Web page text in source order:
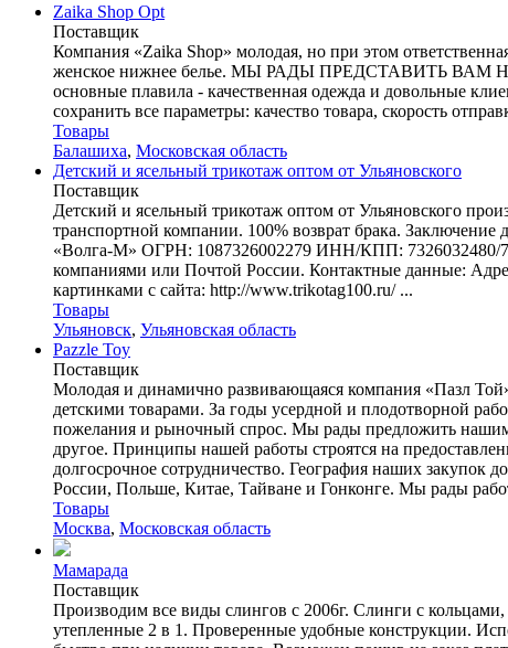
Zaika Shop Opt
Поставщик
Компания «Zaika Shop» молодая, но при этом
женское нижнее белье. МЫ РАДЫ ПРЕДСТАВИТЬ
основные плавила - качественная одежда и довольные
сохранить все параметры: качество товара, скорость
Товары
Балашиха, Московская область
Детский и ясельный трикотаж оптом от Ульяновского
Поставщик
Детский и ясельный трикотаж оптом от Ульяновского
транспортной компании. 100% возврат брака.
«Волга-М» ОГРН: 1087326002279 ИНН/КПП: 7326032480/
компаниями или Почтой России. Контактные данные:
картинками с сайта: http://www.trikotag100.ru/ ...
Товары
Ульяновск, Ульяновская область
Pazzle Toy
Поставщик
Молодая и динамично развивающаяся компания «Пазл
детскими товарами. За годы усердной и плодотворной
пожелания и рыночный спрос. Мы рады предложить нашим
другое. Принципы нашей работы строятся на
долгосрочное сотрудничество. География наших закупок
России, Польше, Китае, Тайване и Гонконге. Мы рады
Товары
Москва, Московская область
Мамарада
Поставщик
Производим все виды слингов с 2006г. Слинги с
утепленные 2 в 1. Проверенные удобные конструкции.